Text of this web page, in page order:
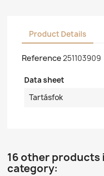
Product Details
Reference251103909
Data sheet
Tartásfok
16 other products
category: